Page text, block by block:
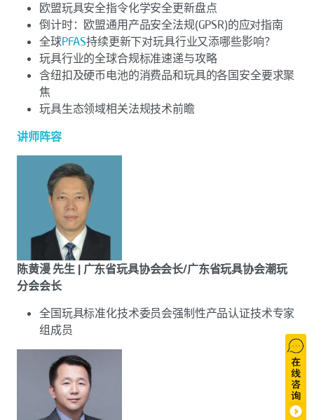
欧盟玩具安全指令化学安全更新盘点
倒计时：欧盟通用产品安全法规(GPSR)的应对指南
全球PFAS持续更新下对玩具行业又添哪些影响？
玩具行业的全球合规标准速递与攻略
含纽扣及硬币电池的消费品和玩具的各国安全要求聚
焦
玩具生态领域相关法规技术前瞻
讲师阵容
陈黄漫 先生 | 广东省玩具协会会长/广东省玩具协会潮玩
分会会长
全国玩具标准化技术委员会强制性产品认证技术专家
组成员